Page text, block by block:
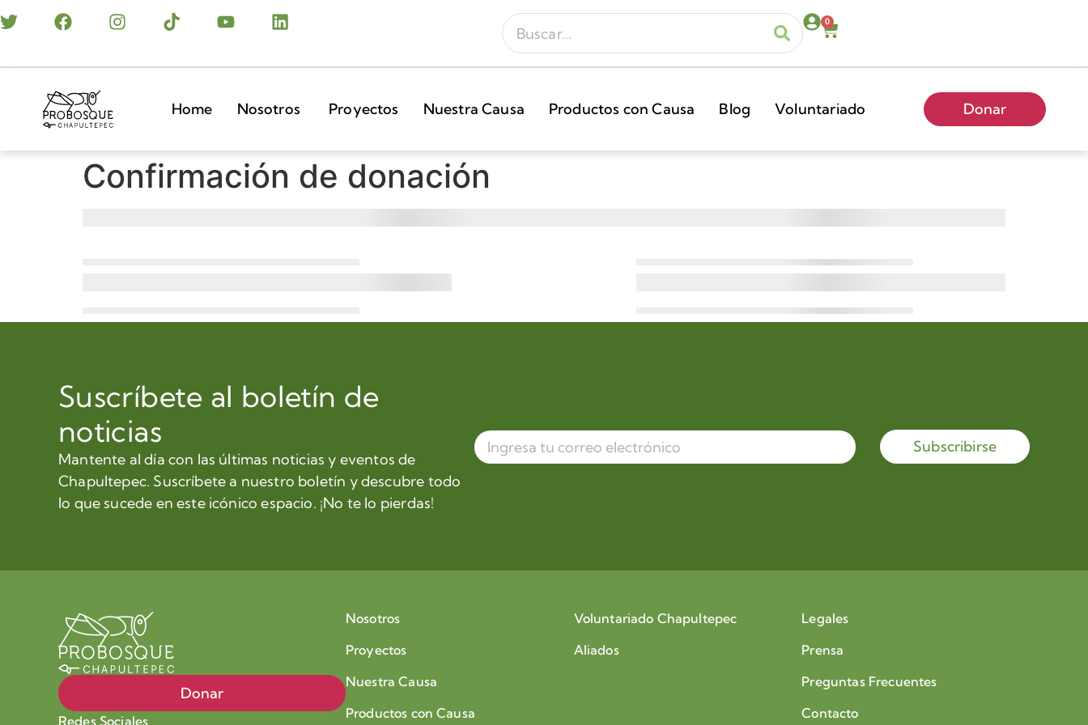
0
Home Nosotros Proyectos Nuestra Causa Productos con Causa Blog Voluntariado Donar
Confirmación de donación
Suscríbete al boletín de
noticias
Mantente al día con las últimas noticias y eventos de
Chapultepec. Suscríbete a nuestro boletín y descubre todo
lo que sucede en este icónico espacio. ¡No te lo pierdas!
Subscribirse
Donar
Redes Sociales
Nosotros
Proyectos
Nuestra Causa
Productos con Causa
Voluntariado Chapultepec
Aliados
Legales
Prensa
Preguntas Frecuentes
Contacto